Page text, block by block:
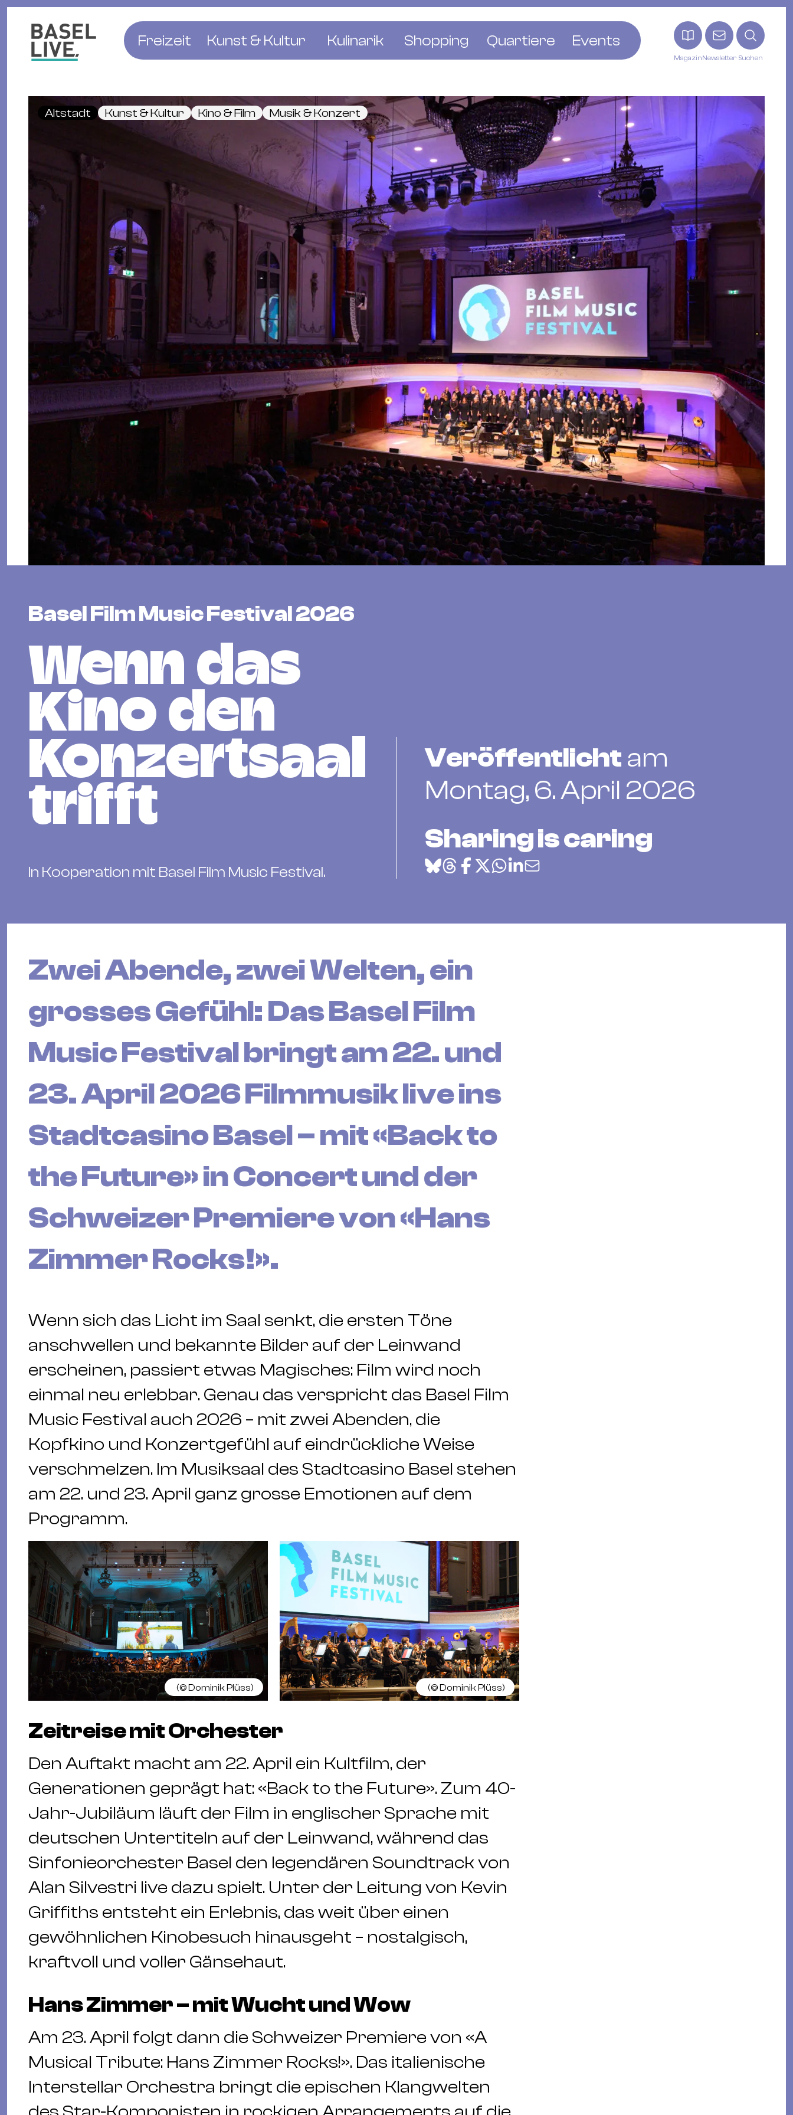
MagazinNewsletter Suchen
Freizeit
Club & Party
Familie & Kinder
Kino & Film
Natur & Parks
Kunst & Kultur
Theater
Galerien & Ausstellungen
Literatur & Bücher
Kulinarik
Bars & Pubs
Cafés & Tea Rooms
Bäckereien & Konditoreien
Shopping
Concept Stores
Wohnen & Leben
Schmuck & Uhren
Blumen & Pflanzen
Quartiere
Bachletten
Gundeldingen
Kleinbasel
Klybeck
St. Johann
Wettstein
Events
Altstadt Kunst & Kultur Kino & Film Musik & Konzert
Basel Film Music Festival 2026
Wenn das
Kino den
Konzertsaal
trifft
In Kooperation mit Basel Film Music Festival.
Veröffentlicht am
Montag, 6. April 2026
Sharing is caring
Zwei Abende, zwei Welten, ein
grosses Gefühl: Das Basel Film
Music Festival bringt am 22. und
23. April 2026 Filmmusik live ins
Stadtcasino Basel – mit «Back to
the Future» in Concert und der
Schweizer Premiere von «Hans
Zimmer Rocks!».
Wenn sich das Licht im Saal senkt, die ersten Töne
anschwellen und bekannte Bilder auf der Leinwand
erscheinen, passiert etwas Magisches: Film wird noch
einmal neu erlebbar. Genau das verspricht das Basel Film
Music Festival auch 2026 – mit zwei Abenden, die
Kopfkino und Konzertgefühl auf eindrückliche Weise
verschmelzen. Im Musiksaal des Stadtcasino Basel stehen
am 22. und 23. April ganz grosse Emotionen auf dem
Programm.
(©Dominik Plüss) (©Dominik Plüss)
Zeitreise mit Orchester
Den Auftakt macht am 22. April ein Kultfilm, der
Generationen geprägt hat: «Back to the Future». Zum 40-
Jahr-Jubiläum läuft der Film in englischer Sprache mit
deutschen Untertiteln auf der Leinwand, während das
Sinfonieorchester Basel den legendären Soundtrack von
Alan Silvestri live dazu spielt. Unter der Leitung von Kevin
Griffiths entsteht ein Erlebnis, das weit über einen
gewöhnlichen Kinobesuch hinausgeht – nostalgisch,
kraftvoll und voller Gänsehaut.
Hans Zimmer – mit Wucht und Wow
Am 23. April folgt dann die Schweizer Premiere von «A
Musical Tribute: Hans Zimmer Rocks!». Das italienische
Interstellar Orchestra bringt die epischen Klangwelten